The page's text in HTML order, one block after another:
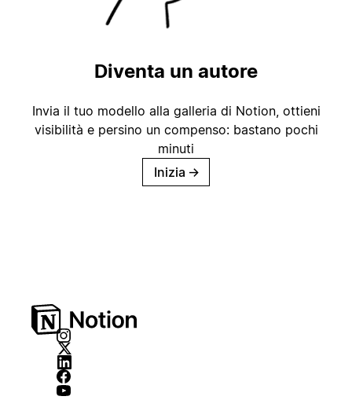
Diventa un autore
Invia il tuo modello alla galleria di Notion, ottieni
visibilità e persino un compenso: bastano pochi
minuti
Inizia →